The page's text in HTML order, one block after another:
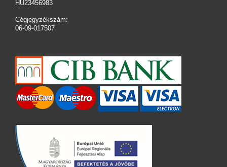
HU23456983
Cégjegyzékszám:
06-09-017507